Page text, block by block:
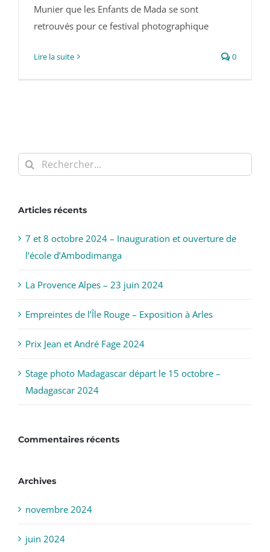
Munier que les Enfants de Mada se sont
retrouvés pour ce festival photographique
Lire la suite 0
Rechercher:
Articles récents
7 et 8 octobre 2024 – Inauguration et ouverture de
l’école d’Ambodimanga
La Provence Alpes – 23 juin 2024
Empreintes de l’Île Rouge – Exposition à Arles
Prix Jean et André Fage 2024
Stage photo Madagascar départ le 15 octobre –
Madagascar 2024
Commentaires récents
Archives
novembre 2024
juin 2024